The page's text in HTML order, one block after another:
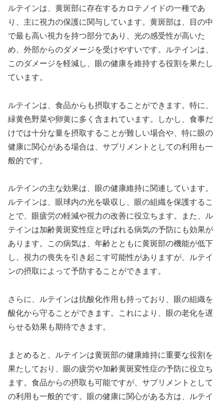
ルテインは、黄斑部に存在するカロテノイドの一種であ
り、主に視力の保護に関与しています。黄斑部は、目の中
で最も高い視力を持つ部分であり、光の感受性が高いた
め、外部からのダメージを受けやすいです。ルテインは、
このダメージを軽減し、眼の健康を維持する役割を果たし
ています。
ルテインは、食品からも摂取することができます。特に、
緑黄色野菜や卵黄に多く含まれています。しかし、食事だ
けでは十分な量を摂取することが難しい場合や、特に眼の
健康に関心がある場合は、サプリメントとしての利用も一
般的です。
ルテインの主な効果は、眼の健康維持に関連しています。
ルテインは、眼球内の光を吸収し、眼の組織を保護するこ
とで、眼疲労の軽減や視力の改善に役立ちます。また、ル
テインは加齢黄斑変性症と呼ばれる病気の予防にも効果が
あります。この病気は、年齢とともに黄斑部の機能が低下
し、視力の喪失を引き起こす可能性がありますが、ルテイ
ンの摂取によって予防することができます。
さらに、ルテインは抗酸化作用も持っており、眼の組織を
酸化から守ることができます。これにより、眼の老化を遅
らせる効果も期待できます。
まとめると、ルテインは黄斑部の健康維持に重要な役割を
果たしており、眼の疲労や加齢黄斑変性症の予防に役立ち
ます。食品からの摂取も可能ですが、サプリメントとして
の利用も一般的です。眼の健康に関心がある方は、ルテイ